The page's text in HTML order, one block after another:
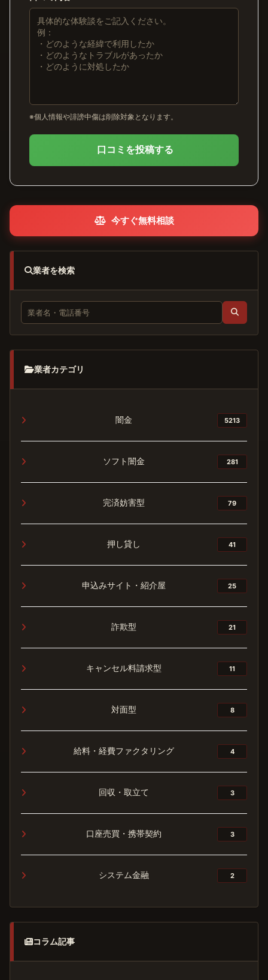
※個人情報や誹謗中傷は削除対象となります。
口コミを投稿する
今すぐ無料相談
業者を検索
業者カテゴリ
闇金 5213
ソフト闇金 281
完済妨害型 79
押し貸し 41
申込みサイト・紹介屋 25
詐欺型 21
キャンセル料請求型 11
対面型 8
給料・経費ファクタリング 4
回収・取立て 3
口座売買・携帯契約 3
システム金融 2
コラム記事